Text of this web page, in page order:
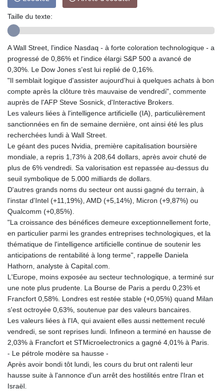
GIP 0.8589
GNF 10149.421488
GYD 241.612608
HKD 9.064618
HNL 30.958447
HRK 7.535247
HTG 151.01877
HUF 361.674896
IDR 20654.036712
ILS 3.47126
IMP 0.8589
INR 109.880802
IQD 1513.090368
IRR
1588776.499747
ISK 141.785837
JEP 0.8589
JOD 0.819314
JPY 182.194461
KES 149.505174
KGS 101.061253
KHR 4681.281342
KMF 494.614915
KRW 1642.617952
KWD 0.357348
KYD 0.96258
KZT 542.015709
LAK 26109.426943
LBP 103430.10369
LKR 387.596159
LRD 208.480669
LSL 18.948812
Taille du texte:
A Wall Street, l'indice Nasdaq - à forte coloration technologique - a
progressé de 0,86% et l'indice élargi S&P 500 a avancé de
0,30%. Le Dow Jones s'est lui replié de 0,16%.
"Il semblait logique d'assister aujourd'hui à quelques achats à bon
compte après la clôture très mauvaise de vendredi", commente
auprès de l'AFP Steve Sosnick, d'Interactive Brokers.
Les valeurs liées à l'intelligence artificielle (IA), particulièrement
sanctionnées en fin de semaine dernière, ont ainsi été les plus
recherchées lundi à Wall Street.
Le géant des puces Nvidia, première capitalisation boursière
mondiale, a repris 1,73% à 208,64 dollars, après avoir chuté de
plus de 6% vendredi. Sa valorisation est repassée au-dessus du
seuil symbolique de 5.000 milliards de dollars.
D'autres grands noms du secteur ont aussi gagné du terrain, à
l'instar d'Intel (+11,19%), AMD (+5,14%), Micron (+9,87%) ou
Qualcomm (+0,85%).
"La croissance des bénéfices demeure exceptionnellement forte,
en particulier parmi les grandes entreprises technologiques, et la
thématique de l'intelligence artificielle continue de soutenir les
anticipations de rentabilité à long terme", rappelle Daniela
Hathorn, analyste à Capital.com.
L'Europe, moins exposée au secteur technologique, a terminé sur
une note plus prudente. La Bourse de Paris a perdu 0,23% et
Francfort 0,58%. Londres est restée stable (+0,05%) quand Milan
s'est octroyée 0,63%, soutenue par des valeurs bancaires.
Les valeurs liées à l'IA, qui avaient elles aussi nettement reculé
vendredi, se sont reprises lundi. Infineon a terminé en hausse de
2,03% à Francfort et STMicroelectronics a gagné 4,01% à Paris.
- Le pétrole modère sa hausse -
Après avoir bondi tôt lundi, les cours du brut ont ralenti leur
hausse suite à l'annonce d'un arrêt des hostilités entre l'Iran et
Israël.